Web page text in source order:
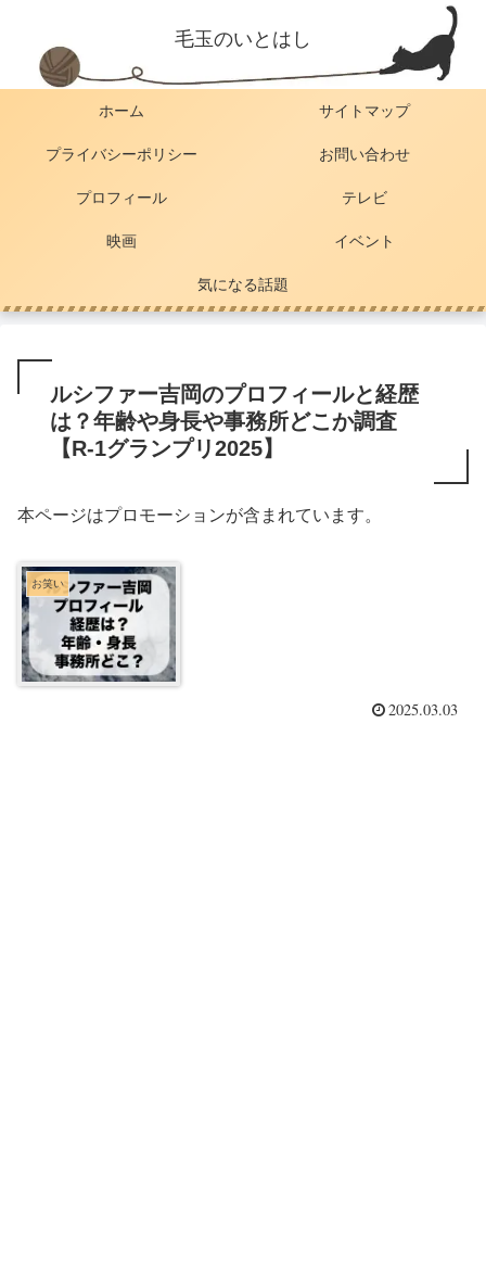
毛玉のいとはし
ホーム サイトマップ
プライバシーポリシー お問い合わせ
プロフィール テレビ
映画 イベント
気になる話題
ルシファー吉岡のプロフィールと経歴
は？年齢や身長や事務所どこか調査
【R-1グランプリ2025】
本ページはプロモーションが含まれています。
お笑い
2025.03.03